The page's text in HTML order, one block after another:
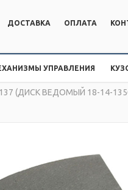
ДОСТАВКА ОПЛАТА
УПРАВЛЕНИЯ
(ДИСК ВЕДОМЫЙ 18-14-